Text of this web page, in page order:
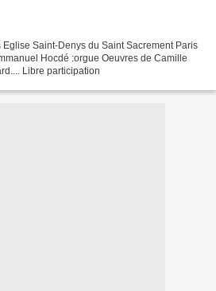
Saint-Denys du Saint Sacrement Paris
Hocdé :orgue Oeuvres de Camille
Libre participation